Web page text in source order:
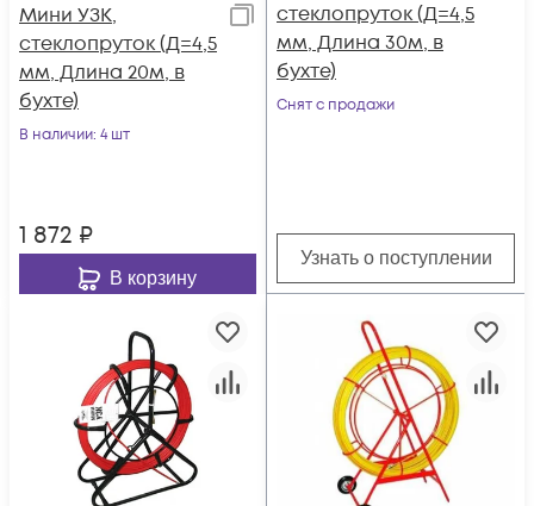
Мини УЗК,
стеклопруток (Д=4,5
мм, Длина 20м, в
бухте)
В наличии: 4 шт
1 872 ₽
В корзину
стеклопруток (Д=4,5
мм, Длина 30м, в
бухте)
Снят с продажи
Узнать о поступлении